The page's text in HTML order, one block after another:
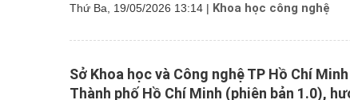
Thứ Ba, 19/05/2026 13:14 | Khoa học công nghệ
Sở Khoa học và Công nghệ TP Hồ Chí
Thành phố Hồ Chí Minh (phiên bản 1.0),